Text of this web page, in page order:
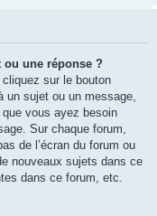
une réponse ?
sur le bouton
un sujet ou un message,
vous ayez besoin
Sur chaque forum,
de l’écran du forum ou
nouveaux sujets dans ce
dans ce forum, etc.